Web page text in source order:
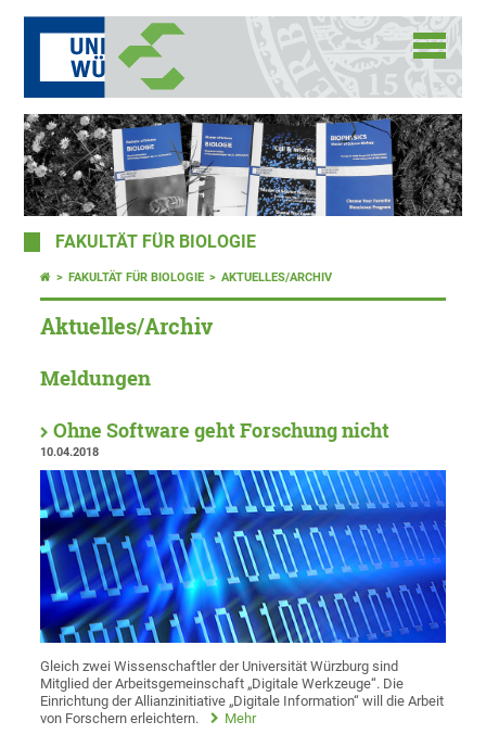
FAKULTÄT FÜR BIOLOGIE
FAKULTÄT FÜR BIOLOGIE AKTUELLES/ARCHIV
Aktuelles/Archiv
Meldungen
Ohne Software geht Forschung nicht
10.04.2018
Gleich zwei Wissenschaftler der Universität Würzburg sind
Mitglied der Arbeitsgemeinschaft „Digitale Werkzeuge“. Die
Einrichtung der Allianzinitiative „Digitale Information“ will die Arbeit
von Forschern erleichtern.
Mehr